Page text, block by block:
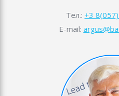
Тел.: +3
E-mail: